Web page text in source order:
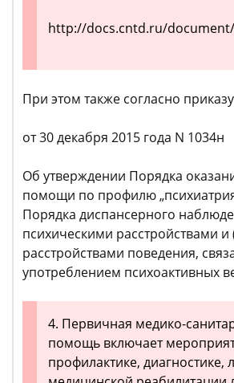
http://docs.cntd.ru/
При этом также согласно
от 30 декабря 2015 года N 1034н
Об утверждении Порядка
помощи по профилю
Порядка диспансерного
психическими расстройствами и
расстройствами поведения,
употреблением психоактивных
4. Первичная медико-
помощь включает
профилактике, диагностике,